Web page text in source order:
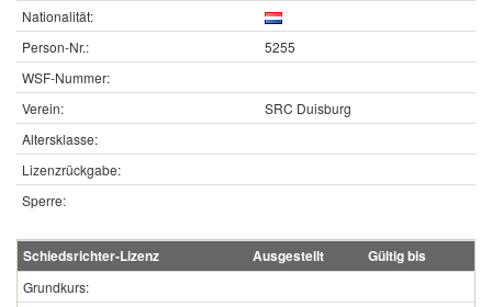
Nationalität:
Person-Nr.:
5255
WSF-Nummer:
Verein:
SRC Duisburg
Altersklasse:
Lizenzrückgabe:
Sperre:
Schiedsrichter-Lizenz Ausgestellt Gültig bis
Grundkurs: